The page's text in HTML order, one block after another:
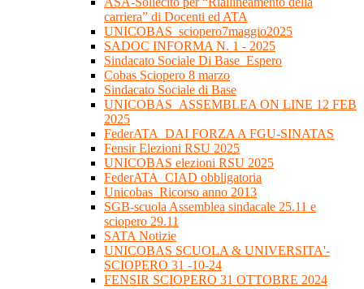
carriera” di Docenti ed ATA
UNICOBAS_sciopero7maggio2025
SADOC INFORMA N. 1 - 2025
Sindacato Sociale Di Base_Espero
Cobas Sciopero 8 marzo
Sindacato Sociale di Base
UNICOBAS_ASSEMBLEA ON LINE 12 FEB
2025
FederATA_DAI FORZA A FGU-SINATAS
Fensir Elezioni RSU 2025
UNICOBAS elezioni RSU 2025
FederATA_CIAD obbligatoria
Unicobas_Ricorso anno 2013
SGB-scuola Assemblea sindacale 25.11 e
sciopero 29.11
SATA Notizie
UNICOBAS SCUOLA & UNIVERSITA'-
SCIOPERO 31 -10-24
FENSIR SCIOPERO 31 OTTOBRE 2024